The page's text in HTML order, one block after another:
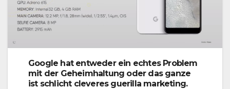
Google hat entweder ein echtes Problem
mit der Geheimhaltung oder das ganze
ist schlicht cleveres guerilla marketing.